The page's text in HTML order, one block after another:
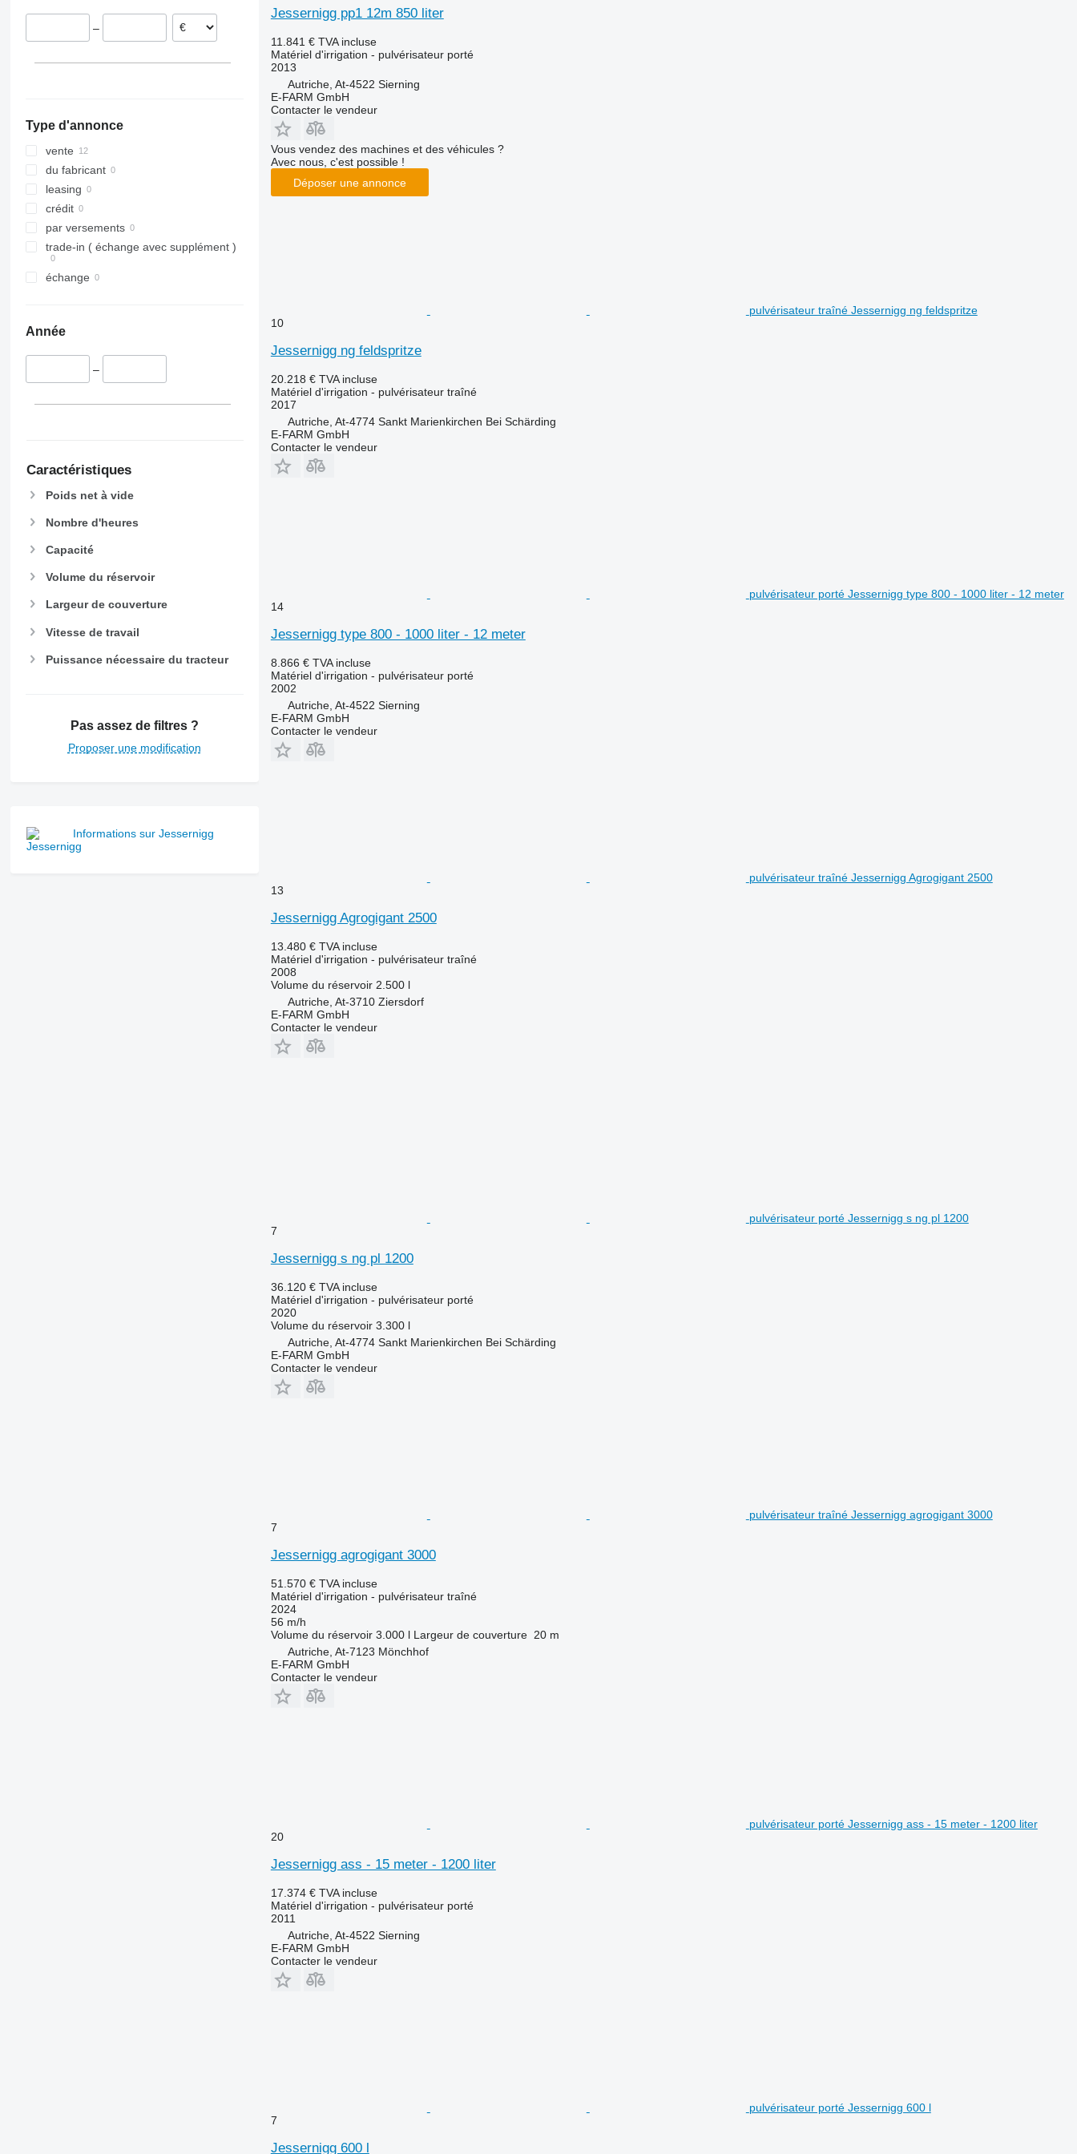
–
Type d'annonce
vente
du fabricant
leasing
crédit
par versements
trade-in ( échange avec supplément )
échange
Année
–
Caractéristiques
Poids net à vide
Nombre d'heures
Capacité
Volume du réservoir
Largeur de couverture
Vitesse de travail
Puissance nécessaire du tracteur
Pas assez de filtres ?
Proposer une modification
Informations sur Jessernigg
Jessernigg pp1 12m 850 liter
11.841 € TVA incluse
Matériel d'irrigation - pulvérisateur porté
2013
Autriche, At-4522 Sierning
E-FARM GmbH
Contacter le vendeur
Vous vendez des machines et des véhicules ?
Avec nous, c'est possible !
Déposer une annonce
pulvérisateur traîné Jessernigg ng feldspritze
10
Jessernigg ng feldspritze
20.218 € TVA incluse
Matériel d'irrigation - pulvérisateur traîné
2017
Autriche, At-4774 Sankt Marienkirchen Bei Schärding
E-FARM GmbH
Contacter le vendeur
pulvérisateur porté Jessernigg type 800 - 1000 liter - 12 meter
14
Jessernigg type 800 - 1000 liter - 12 meter
8.866 € TVA incluse
Matériel d'irrigation - pulvérisateur porté
2002
Autriche, At-4522 Sierning
E-FARM GmbH
Contacter le vendeur
pulvérisateur traîné Jessernigg Agrogigant 2500
13
Jessernigg Agrogigant 2500
13.480 € TVA incluse
Matériel d'irrigation - pulvérisateur traîné
2008
Volume du réservoir 2.500 l
Autriche, At-3710 Ziersdorf
E-FARM GmbH
Contacter le vendeur
pulvérisateur porté Jessernigg s ng pl 1200
7
Jessernigg s ng pl 1200
36.120 € TVA incluse
Matériel d'irrigation - pulvérisateur porté
2020
Volume du réservoir 3.300 l
Autriche, At-4774 Sankt Marienkirchen Bei Schärding
E-FARM GmbH
Contacter le vendeur
pulvérisateur traîné Jessernigg agrogigant 3000
7
Jessernigg agrogigant 3000
51.570 € TVA incluse
Matériel d'irrigation - pulvérisateur traîné
2024
56 m/h
Volume du réservoir 3.000 l Largeur de couverture 20 m
Autriche, At-7123 Mönchhof
E-FARM GmbH
Contacter le vendeur
pulvérisateur porté Jessernigg ass - 15 meter - 1200 liter
20
Jessernigg ass - 15 meter - 1200 liter
17.374 € TVA incluse
Matériel d'irrigation - pulvérisateur porté
2011
Autriche, At-4522 Sierning
E-FARM GmbH
Contacter le vendeur
pulvérisateur porté Jessernigg 600 l
7
Jessernigg 600 l